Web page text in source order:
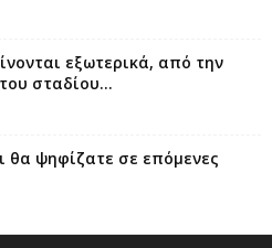
εξωτερικά, από την
σταδίου...
θα ψηφίζατε σε επόμενες